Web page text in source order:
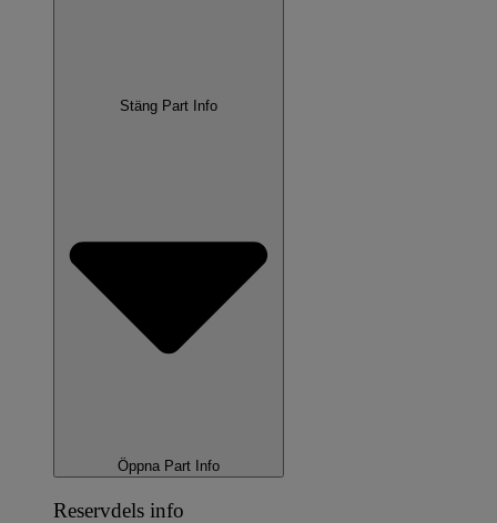
Stäng Part Info
Öppna Part Info
Reservdels info